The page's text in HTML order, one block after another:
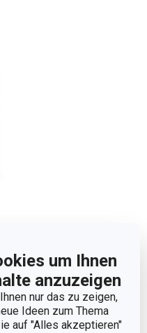
um Ihnen
anzuzeigen
nur das zu zeigen,
Ideen zum Thema
auf "Alles akzeptieren"
25